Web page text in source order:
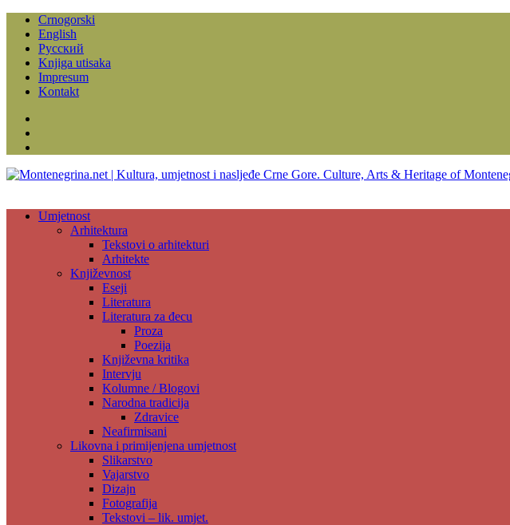
Crnogorski
English
Русский
Knjiga utisaka
Impresum
Kontakt
Umjetnost
Arhitektura
Tekstovi o arhitekturi
Arhitekte
Književnost
Eseji
Literatura
Literatura za đecu
Proza
Poezija
Književna kritika
Intervju
Kolumne / Blogovi
Narodna tradicija
Zdravice
Neafirmisani
Likovna i primijenjena umjetnost
Slikarstvo
Vajarstvo
Dizajn
Fotografija
Tekstovi – lik. umjet.